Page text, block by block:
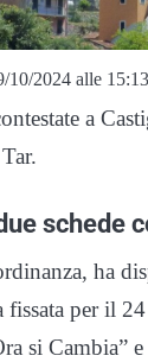
10/2024 alle 15:13
a
schede
ha
fissata per il
si Cambia”